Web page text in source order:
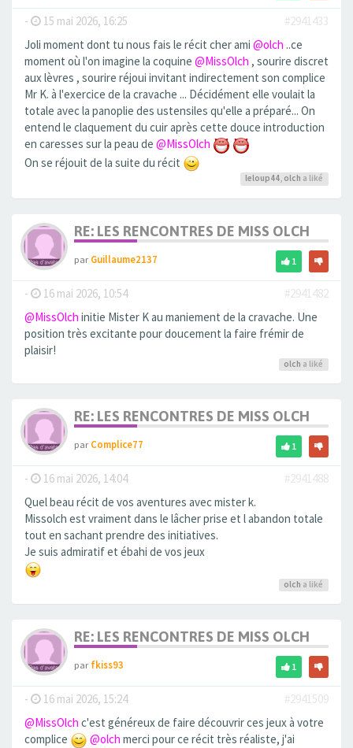
- 15 mai 2026, 16:25
#2941433
Joli moment dont tu nous fais le récit cher ami @olch ..ce
moment où l'on imagine la coquine @MissOlch , sourire discret
aux lèvres , sourire réjoui invitant indirectement son complice
Mr K. à l'exercice de la cravache ... Décidément elle voulait la
totale avec la panoplie des ustensiles qu'elle a préparé... On
entend le claquement du cuir après cette douce introduction
en caresses sur la peau de @MissOlch
On se réjouit de la suite du récit
leloup44, olch a liké
RE: LES RENCONTRES DE MISS OLCH
parGuillaume2137 1
- 16 mai 2026, 10:54
#2941482
@MissOlch initie Mister K au maniement de la cravache. Une
position très excitante pour doucement la faire frémir de
plaisir!
olch a liké
RE: LES RENCONTRES DE MISS OLCH
parComplice77 1
- 16 mai 2026, 14:04
#2941488
Quel beau récit de vos aventures avec mister k.
Missolch est vraiment dans le lâcher prise et l abandon totale
tout en sachant prendre des initiatives.
Je suis admiratif et ébahi de vos jeux
olch a liké
RE: LES RENCONTRES DE MISS OLCH
parfkiss93 1
- 16 mai 2026, 15:24
#2941509
@MissOlch c'est généreux de faire découvrir ces jeux à votre
complice
@olch merci pour ce récit très réaliste, j'ai